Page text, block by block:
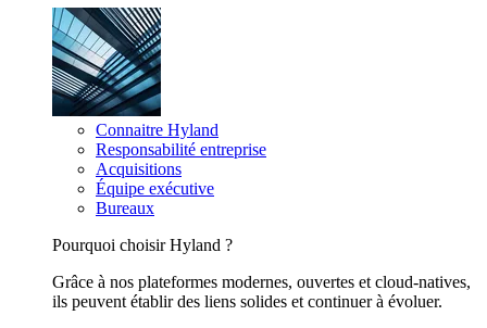
Connaitre Hyland
Responsabilité entreprise
Acquisitions
Équipe exécutive
Bureaux
Pourquoi choisir Hyland ?
Grâce à nos plateformes modernes, ouvertes et cloud-natives,
ils peuvent établir des liens solides et continuer à évoluer.